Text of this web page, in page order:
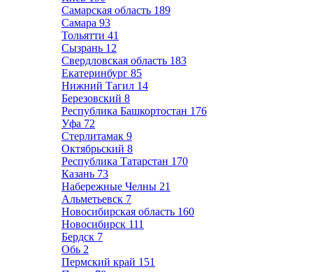
Самарская область 189
Самара 93
Тольятти 41
Сызрань 12
Свердловская область 183
Екатеринбург 85
Нижний Тагил 14
Березовский 8
Республика Башкортостан 176
Уфа 72
Стерлитамак 9
Октябрьский 8
Республика Татарстан 170
Казань 73
Набережные Челны 21
Альметьевск 7
Новосибирская область 160
Новосибирск 111
Бердск 7
Обь 2
Пермский край 151